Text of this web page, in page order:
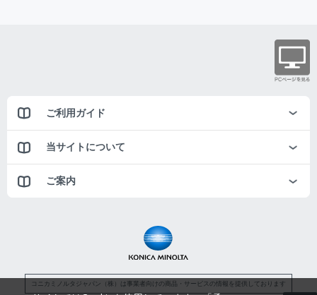
ご利用ガイド
当サイトについて
ご案内
コニカミノルタジャパン（株）は事業者向けの商品・サービスの情報を提供しております